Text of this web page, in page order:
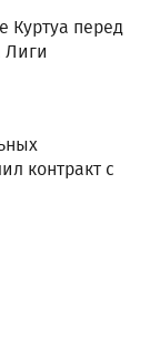
Куртуа перед
Лиги
контракт с